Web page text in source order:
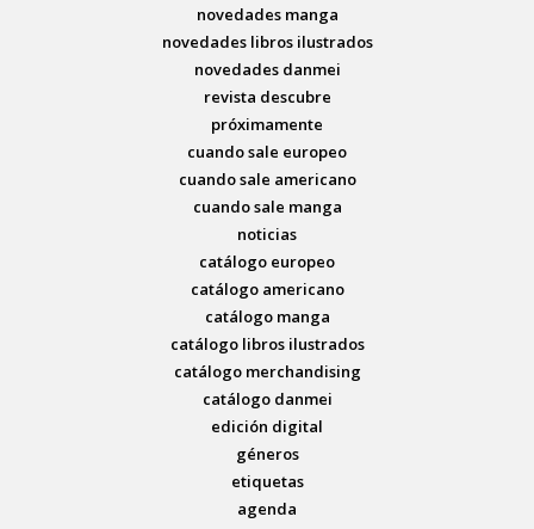
novedades manga
novedades libros ilustrados
novedades danmei
revista descubre
próximamente
cuando sale europeo
cuando sale americano
cuando sale manga
noticias
catálogo europeo
catálogo americano
catálogo manga
catálogo libros ilustrados
catálogo merchandising
catálogo danmei
edición digital
géneros
etiquetas
agenda